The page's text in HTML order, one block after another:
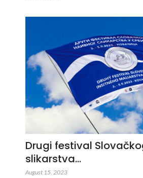
Drugi festival
slikarstva…
August 15, 2023